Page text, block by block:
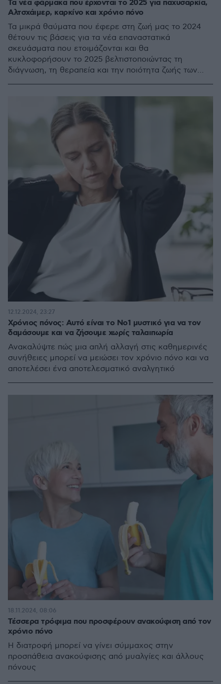
Τα νέα φάρμακα που έρχονται το 2025 για παχυσαρκία,
Αλτσχάιμερ, καρκίνο και χρόνιο πόνο
Τα μικρά θαύματα που έφερε στη ζωή μας το 2024
θέτουν τις βάσεις για τα νέα επαναστατικά
σκευάσματα που ετοιμάζονται και θα
κυκλοφορήσουν το 2025 βελτιστοποιώντας τη
διάγνωση, τη θεραπεία και την ποιότητα ζωής των
Χρόνιος πόνος: Αυτό είναι το Νο1 μυστικό για να τον
δαμάσουμε και να ζήσουμε χωρίς ταλαιπωρία
Ανακαλύψτε πώς μια απλή αλλαγή στις καθημερινές
συνήθειες μπορεί να μειώσει τον χρόνιο πόνο και να
αποτελέσει ένα αποτελεσματικό αναλγητικό
12.12.2024, 23:27
Τέσσερα τρόφιμα που προσφέρουν ανακούφιση από τον
χρόνιο πόνο
Η διατροφή μπορεί να γίνει σύμμαχος στην
προσπάθεια ανακούφισης από μυαλγίες και άλλους
πόνους
18.11.2024, 08:06